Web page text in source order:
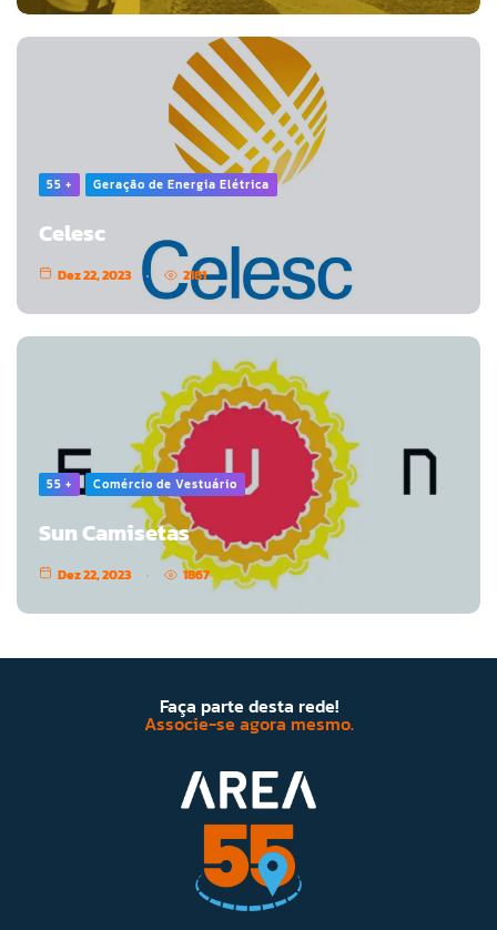
55 + Geração de Energia Elétrica
Celesc
Dez 22, 2023 2181
55 + Comércio de Vestuário
Sun Camisetas
Dez 22, 2023 1867
Faça parte desta rede!
Associe-se agora mesmo.